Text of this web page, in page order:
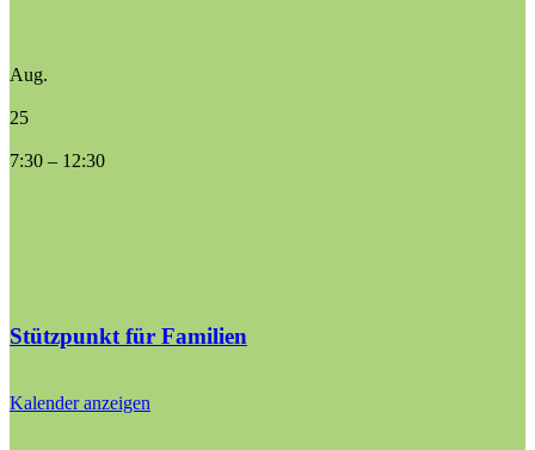
Aug.
25
7:30 – 12:30
Stützpunkt für Familien
Kalender anzeigen